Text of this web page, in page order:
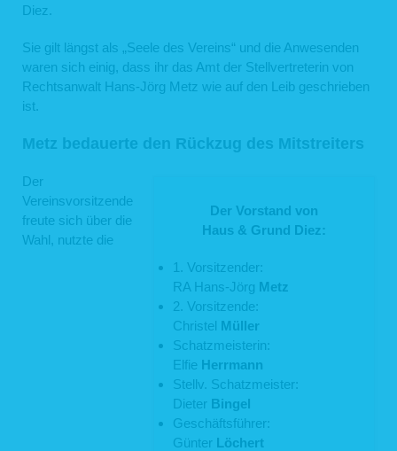
Diez.
Sie gilt längst als „Seele des Vereins“ und die Anwesenden
waren sich einig, dass ihr das Amt der Stellvertreterin von
Rechtsanwalt Hans-Jörg Metz wie auf den Leib geschrieben
ist.
Metz bedauerte den Rückzug des Mitstreiters
Der Vorstand von
Haus & Grund Diez:
1. Vorsitzender:
RA Hans-Jörg Metz
2. Vorsitzende:
Christel Müller
Schatzmeisterin:
Elfie Herrmann
Stellv. Schatzmeister:
Dieter Bingel
Geschäftsführer:
Günter Löchert
Der
Vereinsvorsitzende
freute sich über die
Wahl, nutzte die